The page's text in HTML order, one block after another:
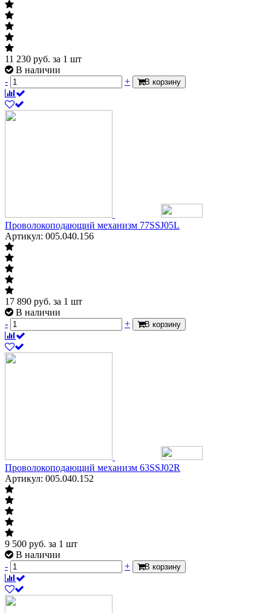
11 230 руб. за 1 шт
В наличии
-
+ В корзину
Проволокоподающий механизм 77SSJ05L
Артикул: 005.040.156
17 890 руб. за 1 шт
В наличии
-
+ В корзину
Проволокоподающий механизм 63SSJ02R
Артикул: 005.040.152
9 500 руб. за 1 шт
В наличии
-
+ В корзину